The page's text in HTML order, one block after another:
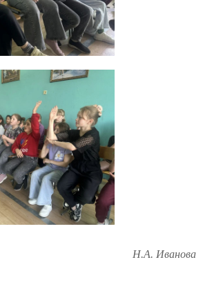
Н.А. Иванова